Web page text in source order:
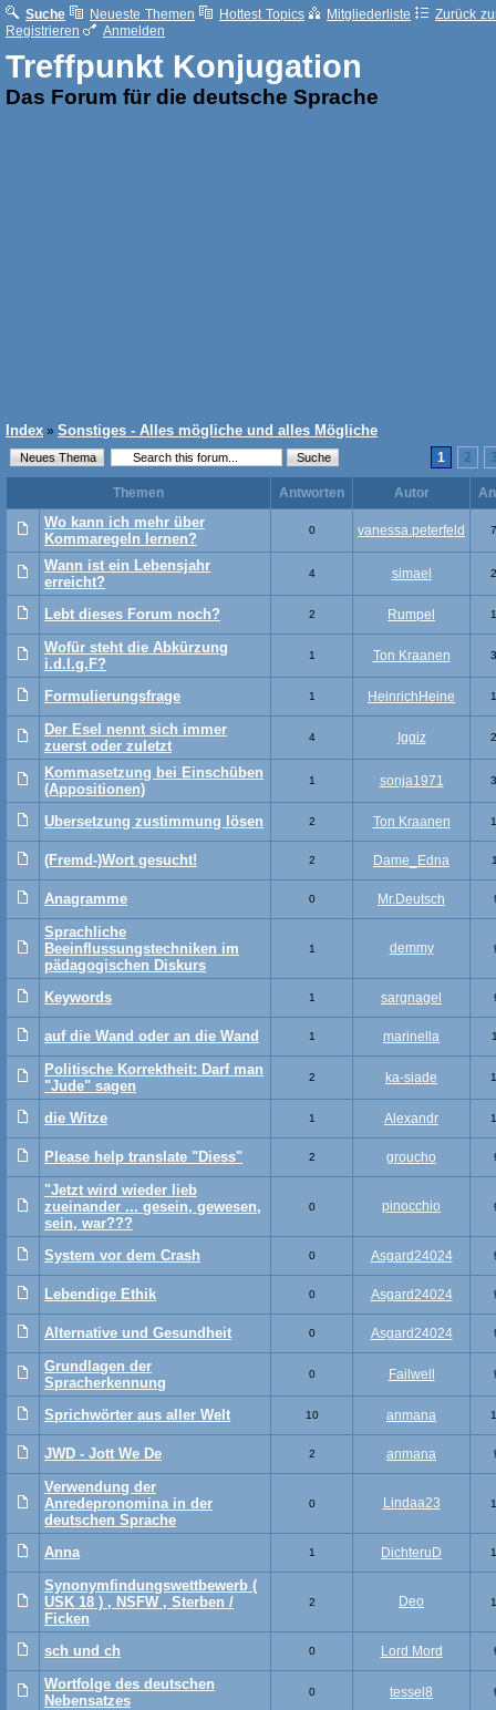
Suche Neueste Themen Hottest Topics Mitgliederliste
Zurück
Registrieren
Anmelden
Treffpunkt Konjugation
Das Forum für die deutsche Sprache
Index » Sonstiges - Alles mögliche und alles Mögliche
1 2
Themen Antworten Autor
Wo kann ich mehr über
Kommaregeln lernen?
0 vanessa.peterfeld
Wann ist ein Lebensjahr
erreicht?
4 simael
Lebt dieses Forum noch? 2 Rumpel
Wofür steht die Abkürzung
i.d.l.g.F?
1 Ton Kraanen
Formulierungsfrage 1 HeinrichHeine
Der Esel nennt sich immer
zuerst oder zuletzt
4 Iggiz
Kommasetzung bei Einschüben
(Appositionen)
1 sonja1971
Ubersetzung zustimmung lösen 2 Ton Kraanen
(Fremd-)Wort gesucht! 2 Dame_Edna
Anagramme 0 Mr.Deutsch
Sprachliche
Beeinflussungstechniken im
pädagogischen Diskurs
1 demmy
Keywords 1 sargnagel
auf die Wand oder an die Wand 1 marinella
Politische Korrektheit: Darf man
"Jude" sagen
2 ka-siade
die Witze 1 Alexandr
Please help translate "Diess" 2 groucho
"Jetzt wird wieder lieb
zueinander ... gesein, gewesen,
sein, war???
0 pinocchio
System vor dem Crash 0 Asgard24024
Lebendige Ethik 0 Asgard24024
Alternative und Gesundheit 0 Asgard24024
Grundlagen der
Spracherkennung
0 Failwell
Sprichwörter aus aller Welt 10 anmana
JWD - Jott We De 2 anmana
Verwendung der
Anredepronomina in der
deutschen Sprache
0 Lindaa23
Anna 1 DichteruD
Synonymfindungswettbewerb (
USK 18 ) , NSFW , Sterben /
Ficken
2 Deo
sch und ch 0 Lord Mord
Wortfolge des deutschen
Nebensatzes
0 tessel8